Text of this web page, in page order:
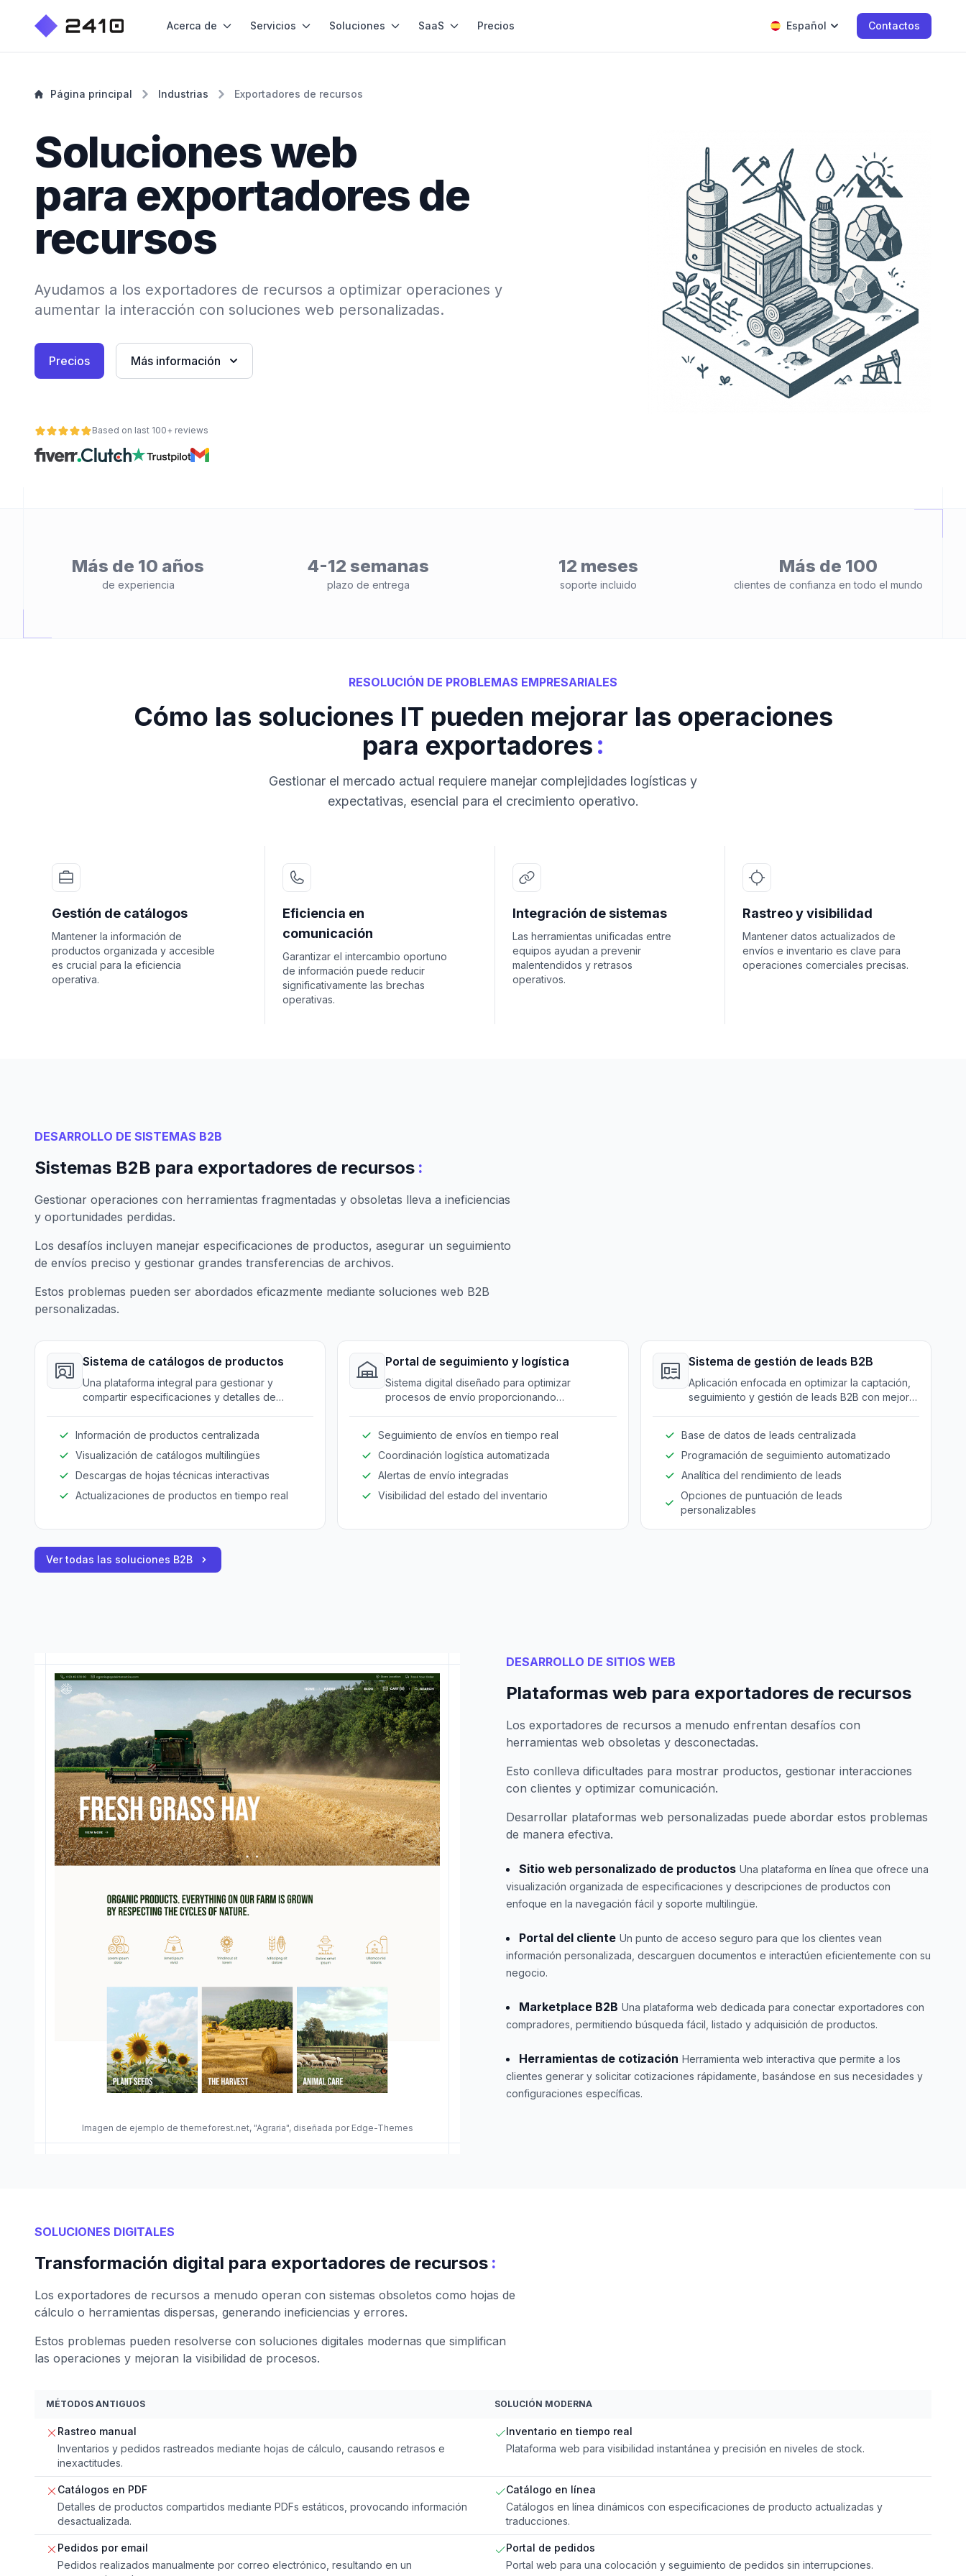
Acerca de Servicios Soluciones SaaS Precios Español Contactos
Página principal Industrias Exportadores de recursos
Soluciones web
para exportadores de
recursos
Ayudamos a los exportadores de recursos a optimizar operaciones y
aumentar la interacción con soluciones web personalizadas.
Precios Más información
Based on last 100+ reviews
Más de 10 años
de experiencia
4-12 semanas
plazo de entrega
12 meses
soporte incluido
Más de 100
clientes de confianza en todo el mundo
RESOLUCIÓN DE PROBLEMAS EMPRESARIALES
Cómo las soluciones IT pueden mejorar las operaciones
para exportadores:
Gestionar el mercado actual requiere manejar complejidades logísticas y
expectativas, esencial para el crecimiento operativo.
Gestión de catálogos
Mantener la información de
productos organizada y accesible
es crucial para la eficiencia
operativa.
Eficiencia en
comunicación
Garantizar el intercambio oportuno
de información puede reducir
significativamente las brechas
operativas.
Integración de sistemas
Las herramientas unificadas entre
equipos ayudan a prevenir
malentendidos y retrasos
operativos.
Rastreo y visibilidad
Mantener datos actualizados de
envíos e inventario es clave para
operaciones comerciales precisas.
DESARROLLO DE SISTEMAS B2B
Sistemas B2B para exportadores de recursos :
Gestionar operaciones con herramientas fragmentadas y obsoletas lleva a ineficiencias
y oportunidades perdidas.
Los desafíos incluyen manejar especificaciones de productos, asegurar un seguimiento
de envíos preciso y gestionar grandes transferencias de archivos.
Estos problemas pueden ser abordados eficazmente mediante soluciones web B2B
personalizadas.
Sistema de catálogos de productos
Una plataforma integral para gestionar y
compartir especificaciones y detalles de
Información de productos centralizada
Visualización de catálogos multilingües
Descargas de hojas técnicas interactivas
Actualizaciones de productos en tiempo real
Portal de seguimiento y logística
Sistema digital diseñado para optimizar
procesos de envío proporcionando
Seguimiento de envíos en tiempo real
Coordinación logística automatizada
Alertas de envío integradas
Visibilidad del estado del inventario
Sistema de gestión de leads B2B
Aplicación enfocada en optimizar la captación,
seguimiento y gestión de leads B2B con mejor
Base de datos de leads centralizada
Programación de seguimiento automatizado
Analítica del rendimiento de leads
Opciones de puntuación de leads
personalizables
Ver todas las soluciones B2B
Imagen de ejemplo de themeforest.net, "Agraria", diseñada por Edge-Themes
DESARROLLO DE SITIOS WEB
Plataformas web para exportadores de recursos
Los exportadores de recursos a menudo enfrentan desafíos con
herramientas web obsoletas y desconectadas.
Esto conlleva dificultades para mostrar productos, gestionar interacciones
con clientes y optimizar comunicación.
Desarrollar plataformas web personalizadas puede abordar estos problemas
de manera efectiva.
Sitio web personalizado de productos Una plataforma en línea que ofrece una
visualización organizada de especificaciones y descripciones de productos con
enfoque en la navegación fácil y soporte multilingüe.
Portal del cliente Un punto de acceso seguro para que los clientes vean
información personalizada, descarguen documentos e interactúen eficientemente con su
negocio.
Marketplace B2B Una plataforma web dedicada para conectar exportadores con
compradores, permitiendo búsqueda fácil, listado y adquisición de productos.
Herramientas de cotización Herramienta web interactiva que permite a los
clientes generar y solicitar cotizaciones rápidamente, basándose en sus necesidades y
configuraciones específicas.
SOLUCIONES DIGITALES
Transformación digital para exportadores de recursos :
Los exportadores de recursos a menudo operan con sistemas obsoletos como hojas de
cálculo o herramientas dispersas, generando ineficiencias y errores.
Estos problemas pueden resolverse con soluciones digitales modernas que simplifican
las operaciones y mejoran la visibilidad de procesos.
MÉTODOS ANTIGUOS SOLUCIÓN MODERNA
Rastreo manual
Inventarios y pedidos rastreados mediante hojas de cálculo, causando retrasos e
inexactitudes.
Inventario en tiempo real
Plataforma web para visibilidad instantánea y precisión en niveles de stock.
Catálogos en PDF
Detalles de productos compartidos mediante PDFs estáticos, provocando información
desactualizada.
Catálogo en línea
Catálogos en línea dinámicos con especificaciones de producto actualizadas y
traducciones.
Pedidos por email
Pedidos realizados manualmente por correo electrónico, resultando en un
Portal de pedidos
Portal web para una colocación y seguimiento de pedidos sin interrupciones.